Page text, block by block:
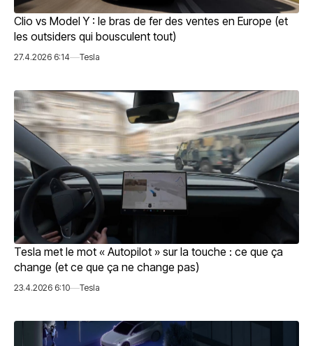
Clio vs Model Y : le bras de fer des ventes en Europe (et
les outsiders qui bousculent tout)
27.4.2026 6:14 Tesla
Tesla met le mot « Autopilot » sur la touche : ce que ça
change (et ce que ça ne change pas)
23.4.2026 6:10 Tesla